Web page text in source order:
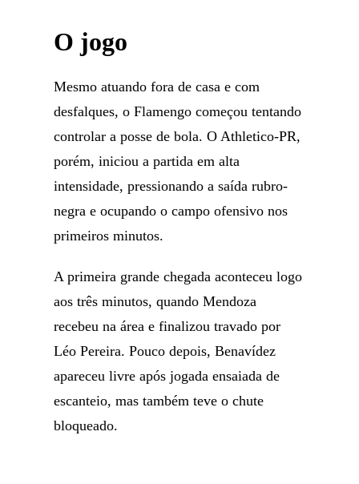
O jogo
Mesmo atuando fora de casa e com
desfalques, o Flamengo começou tentando
controlar a posse de bola. O Athletico-PR,
porém, iniciou a partida em alta
intensidade, pressionando a saída rubro-
negra e ocupando o campo ofensivo nos
primeiros minutos.
A primeira grande chegada aconteceu logo
aos três minutos, quando Mendoza
recebeu na área e finalizou travado por
Léo Pereira. Pouco depois, Benavídez
apareceu livre após jogada ensaiada de
escanteio, mas também teve o chute
bloqueado.